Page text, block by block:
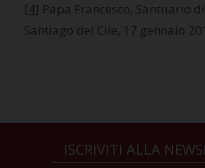
[4] Papa Francesco, Santuario
Santiago del Cile, 17 gennaio
ISCRIVITI ALLA